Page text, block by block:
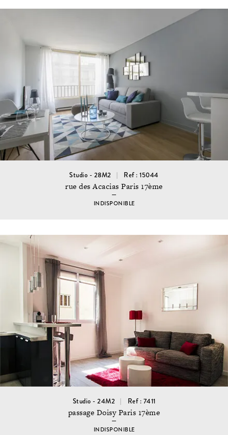
Studio - 28M2 Ref : 15044
rue des Acacias Paris 17ème
INDISPONIBLE
Studio - 24M2 Ref : 7411
passage Doisy Paris 17ème
INDISPONIBLE